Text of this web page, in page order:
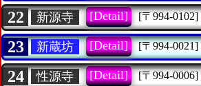
22 新源寺 [Detail] [〒994-0102]
23 新蔵坊 [Detail] [〒994-0021]
24 性源寺 [Detail] [〒994-0006]